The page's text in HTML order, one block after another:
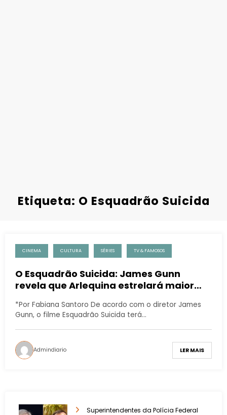
Etiqueta: O Esquadrão Suicida
CINEMA CULTURA SÉRIES TV & FAMOSOS
O Esquadrão Suicida: James Gunn
revela que Arlequina estrelará maior
*Por Fabiana Santoro De acordo com o diretor James
Gunn, o filme Esquadrão Suicida terá…
Admindiario LER MAIS
Superintendentes da Polícia Federal